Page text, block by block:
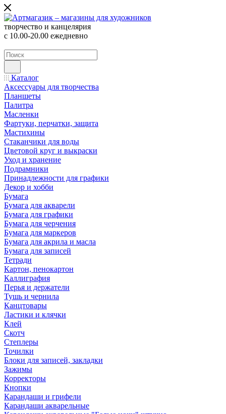
творчество и канцелярия
с 10.00-20.00 ежедневно
Каталог
Аксессуары для творчества
Планшеты
Палитра
Масленки
Фартуки, перчатки, защита
Мастихины
Стаканчики для воды
Цветовой круг и выкраски
Уход и хранение
Подрамники
Принадлежности для графики
Декор и хобби
Бумага
Бумага для акварели
Бумага для графики
Бумага для черчения
Бумага для маркеров
Бумага для акрила и масла
Бумага для записей
Тетради
Картон, пенокартон
Каллиграфия
Перья и держатели
Тушь и чернила
Канцтовары
Ластики и клячки
Клей
Скотч
Степлеры
Точилки
Блоки для записей, закладки
Зажимы
Корректоры
Кнопки
Карандаши и грифели
Карандаши акварельные